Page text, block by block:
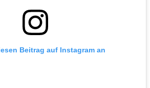
Beitrag auf Instagram an